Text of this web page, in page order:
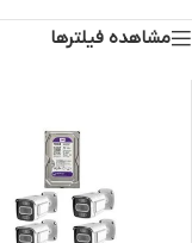
مشاهده فیلترها